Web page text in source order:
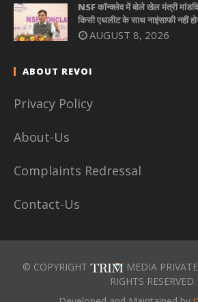
NSF कॉन्क्लेव में बोले खेल मंत्री
किसी एथलीट के साथ नाइंसाफी नहीं
AUGUST 8, 2026
ABOUT REVOI
Privacy Policy
About-Us
Complaints Redressal
Contact-Us
© COPYRIGHT
MEDIA
RIGHTS RESERVED.